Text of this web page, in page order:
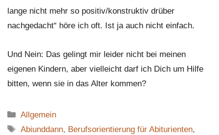
lange nicht mehr so positiv/konstruktiv drüber
nachgedacht“ höre ich oft. Ist ja auch nicht einfach.
Und Nein: Das gelingt mir leider nicht bei meinen
eigenen Kindern, aber vielleicht darf ich Dich um Hilfe
bitten, wenn sie in das Alter kommen?
Kategorien
Allgemein
Schlagwörter
Abiunddann, Berufsorientierung für Abiturienten,